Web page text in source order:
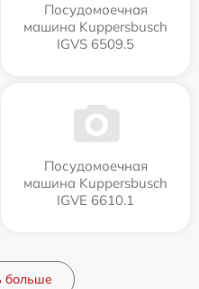
Посудомоечная
машина Kuppersbusch
IGVS 6509.5
Посудомоечная
машина Kuppersbusch
IGVE 6610.1
больше